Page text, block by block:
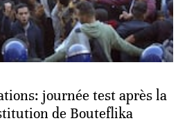
journée test après la
de Bouteflika